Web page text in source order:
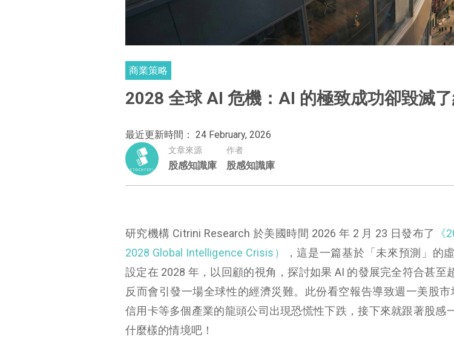
商業策略
2028 全球 AI 危機：AI 的極致成功卻毀滅了
最近更新時間： 24 February, 2026
文章來源
股感知識庫
作者
股感知識庫
研究機構 Citrini Research 於美國時間 2026 年 2 月 23 日發布了
2028 Global Intelligence Crisis）
，這是一篇基於「未來預測」的
設定在 2028 年，以回顧的視角，探討如果 AI 的發展完全符合甚至
反而會引發一場全球性的經濟災難。此份看空報告導致週一美股市
信用卡等多個產業的龍頭公司出現恐慌性下跌，接下來就跟著股感
什麼樣的情境吧！